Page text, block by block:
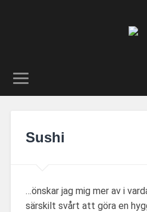
Sushi
…önskar jag mig mer av i
särskilt svårt att göra en